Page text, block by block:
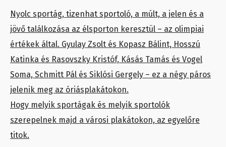
Nyolc sportág, tizenhat sportoló, a múlt, a jelen és a
jövő találkozása az élsporton keresztül – az olimpiai
értékek által. Gyulay Zsolt és Kopasz Bálint, Hosszú
Katinka és Rasovszky Kristóf, Kásás Tamás és Vogel
Soma, Schmitt Pál és Siklósi Gergely – ez a négy páros
jelenik meg az óriásplakátokon.
Hogy melyik sportágak és melyik sportolók
szerepelnek majd a városi plakátokon, az egyelőre
titok.